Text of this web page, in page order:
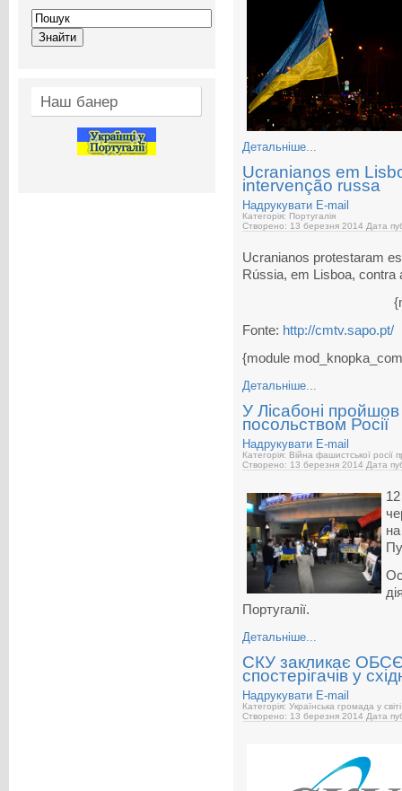
Наш банер
Детальніше...
Ucranianos em
intervenção russa
Надрукувати E-mail
Категорія: Португалія
Створено: 13 березня 2014 Дата
Ucranianos protestaram
Rússia, em Lisboa,
Fonte: http://cmtv.sapo.pt/
{module
Детальніше...
У Лісабоні пройшов
посольством Росії
Надрукувати E-mail
Категорія: Війна фашистської росії
Створено: 13 березня 2014 Дата
Португалії.
Детальніше...
СКУ закликає ОБСЄ
спостерігачів у
Надрукувати E-mail
Категорія: Українська громада у світі
Створено: 13 березня 2014 Дата